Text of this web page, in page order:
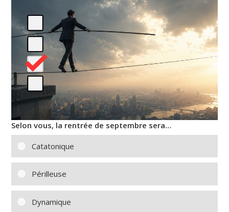
Selon vous, la rentrée de septembre sera…
Catatonique
Périlleuse
Dynamique